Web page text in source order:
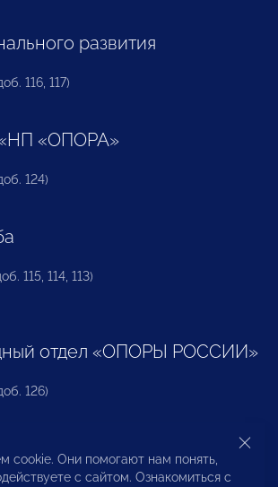
развития
116, 117)
«ОПОРА»
124)
115, 114, 113)
отдел «ОПОРЫ РОССИИ»
126)
прав предпринимателей и
cookie. Они помогают нам понять,
с сайтом. Ознакомиться с